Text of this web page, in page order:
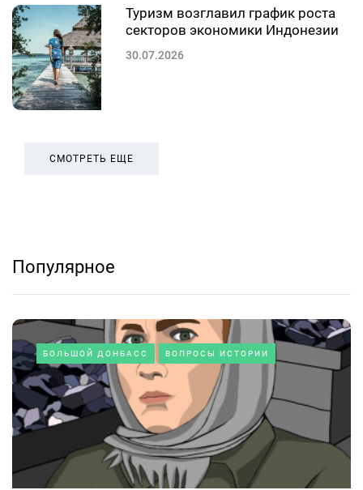
Туризм возглавил график роста
секторов экономики Индонезии
30.07.2026
СМОТРЕТЬ ЕЩЕ
Популярное
БОЛЬШОЙ ДОНБАСС ВОПРОСЫ ИСТОРИИ